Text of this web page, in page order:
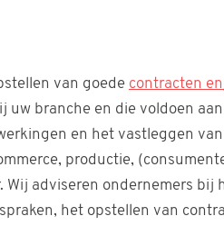
van goede contracten
branche en die voldoen
en het vastleggen
productie,
adviseren ondernemers bij
het opstellen van